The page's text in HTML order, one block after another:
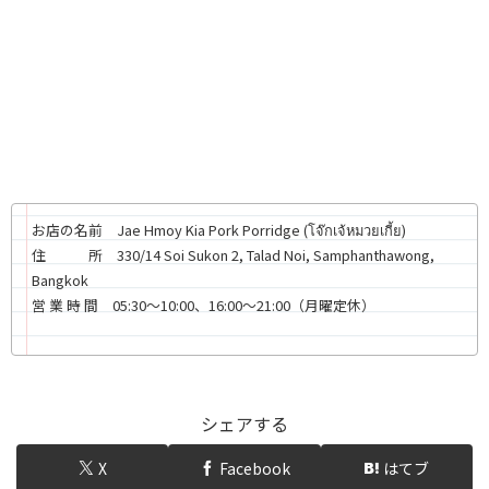
お店の名前 Jae Hmoy Kia Pork Porridge (โจ๊กเจ้หมวยเกี้ย)
住 所 330/14 Soi Sukon 2, Talad Noi, Samphanthawong,
Bangkok
営 業 時 間 05:30〜10:00、16:00〜21:00（月曜定休）
シェアする
X Facebook はてブ